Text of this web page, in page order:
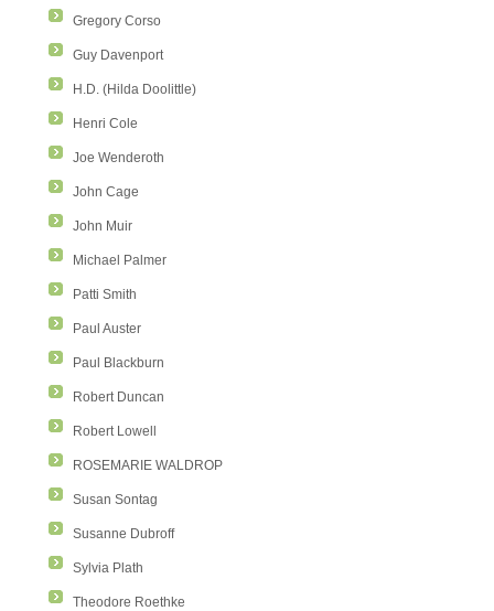
Gregory Corso
Guy Davenport
H.D. (Hilda Doolittle)
Henri Cole
Joe Wenderoth
John Cage
John Muir
Michael Palmer
Patti Smith
Paul Auster
Paul Blackburn
Robert Duncan
Robert Lowell
ROSEMARIE WALDROP
Susan Sontag
Susanne Dubroff
Sylvia Plath
Theodore Roethke